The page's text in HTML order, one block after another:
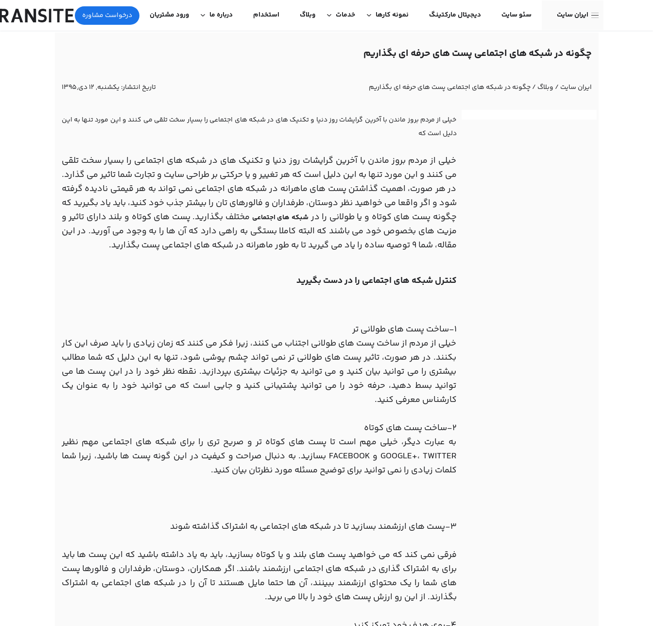
ایران سایت سئو سایت دیجیتال مارکتینگ نمونه کارها خدمات وبلاگ استخدام درباره ما ورود مشتریان درخواست مشاوره
چگونه در شبکه های اجتماعی پست های حرفه ای بگذاریم
ایران سایت / وبلاگ /چگونه در شبکه های اجتماعی پست های حرفه ای بگذاریم تاریخ انتشار: یکشنبه, 12 دی,1395
خیلی از مردم بروز ماندن با آخرین گرایشات روز دنیا و تکنیک های در شبکه های اجتماعی را بسیار سخت تلقی می کنند و این مورد تنها به این
دلیل است که
خیلی از مردم بروز ماندن با آخرین گرایشات روز دنیا و تکنیک های در شبکه های اجتماعی را بسیار سخت تلقی
می کنند و این مورد تنها به این دلیل است که هر تغییر و یا حرکتی بر طراحی سایت و تجارت شما تاثیر می گذارد.
در هر صورت، اهمیت گذاشتن پست های ماهرانه در شبکه های اجتماعی نمی تواند به هر قیمتی نادیده گرفته
شود و اگر واقعا می خواهید نظر دوستان، طرفداران و فالورهای تان را بیشتر جذب خود کنید، باید یاد بگیرید که
چگونه پست های کوتاه و یا طولانی را درشبکه های اجتماعی مختلف بگذارید. پست های کوتاه و بلند دارای تاثیر و
مزیت های بخصوص خود می باشند که البته کاملا بستگی به راهی دارد که آن ها را به وجود می آورید. در این
مقاله، شما 9 توصیه ساده را یاد می گیرید تا به طور ماهرانه در شبکه های اجتماعی پست بگذارید.
کنترل شبکه های اجتماعی را در دست بگیرید
1-ساخت پست های طولانی تر
خیلی از مردم از ساخت پست های طولانی اجتناب می کنند، زیرا فکر می کنند که زمان زیادی را باید صرف این کار
بکنند. در هر صورت، تاثیر پست های طولانی تر نمی تواند چشم پوشی شود، تنها به این دلیل که شما مطالب
بیشتری را می توانید بیان کنید و می توانید به جزئیات بیشتری بپردازید. نقطه نظر خود را در این پست ها می
توانید بسط دهید، حرفه خود را می توانید پشتیبانی کنید و جایی است که می توانید خود را به عنوان یک
کارشناس معرفی کنید.
2-ساخت پست های کوتاه
به عبارت دیگر، خیلی مهم است تا پست های کوتاه تر و صریح تری را برای شبکه های اجتماعی مهم نظیر
GOOGLE+، TWITTER و FACEBOOK بسازید. به دنبال صراحت و کیفیت در این گونه پست ها باشید، زیرا شما
کلمات زیادی را نمی توانید برای توضیح مسئله مورد نظرتان بیان کنید.
3-پست های ارزشمند بسازید تا در شبکه های اجتماعی به اشتراک گذاشته شوند
فرقی نمی کند که می خواهید پست های بلند و یا کوتاه بسازید، باید به یاد داشته باشید که این پست ها باید
برای به اشتراک گذاری در شبکه های اجتماعی ارزشمند باشند. اگر همکاران، دوستان، طرفداران و فالورها پست
های شما را یک محتوای ارزشمند ببینند، آن ها حتما مایل هستند تا آن را در شبکه های اجتماعی به اشتراک
بگذارند. از این رو ارزش پست های خود را بالا می برید.